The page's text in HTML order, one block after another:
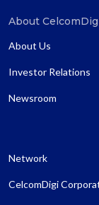
About
About Us
Investor Relations
Newsroom
Network
CelcomDigi